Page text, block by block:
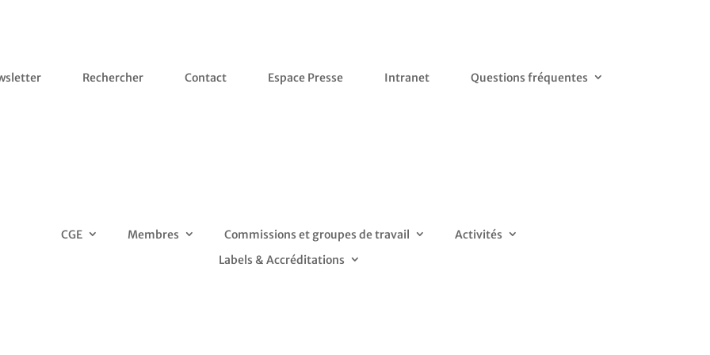
Rechercher Contact Espace Presse Intranet Questions fréquentes
CGE Membres Commissions et groupes de travail
Activités
Labels & Accréditations